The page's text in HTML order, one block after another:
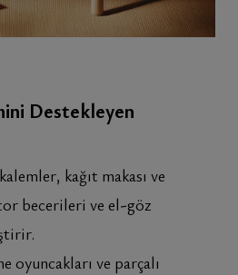
Destekleyen
kağıt makası ve
becerileri ve el-göz
ve parçalı